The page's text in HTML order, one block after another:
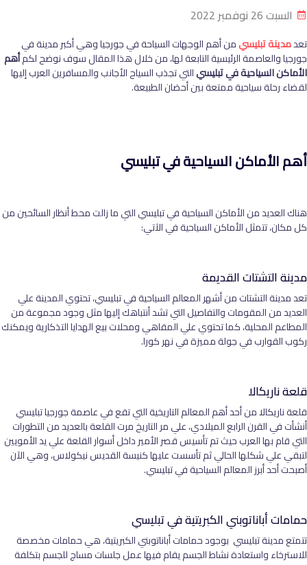
السبت 26 نوفمبر 2022
تعدمدينة تبليسيمن أهم الوجهات السياحة في جورجيا وهي أكبر مدينة في
جورجيا والعاصمة الرئيسية التابعة لها، من خلال هذا المقال سوف نوضح لكمأهم
الأماكن السياحية في تبليسيالتي تجذب السياح الأجانب والمسافرين العرب إليها
لقضاء رحلة سياحية ممتعة بين أحضان الطبيعة.
أهم الأماكن السياحية في تبليسي
هناك العديد من الأماكن السياحية في تبليسي التي ما زالت محط أنظار السائحين من
كل مكان، تتمثل الأماكن السياحية في الآتي:
مدينة التشتات القديمة
تعد مدينة التشتات من أشهر المعالم السياحية في تبليسي، تحتوي المدينة علي
العديد من المقومات والتفاصيل التي تشد أنتباهك إليها مثل وجود مجموعة من
المطاعم المحلية، كما تحتوي علي المقاهي ومحلات بيع الهدايا التذكارية ويمكنك
ركوب القوارب في جولة مميزة في نهر كورا.
قلعة ناريكالا
قلعة ناريكالا من أحد أهم المعالم التاريخية التي تقع في عاصمة جورجيا تبليسي
أنشأت في القرن الرابع الميلادي، علي مر التاريخ مرت القلعة بالعديد من التطورات
التي قام بها العرب حيث تم تأسيس قصر الأمير داخل أسوار القلعة علي يد الأمويين
لتبقي علي شكلها الحالي ثم تأسست عليها كنيسة القديس نيكولاس، وهي الآن
أصبحت أحد أبرز المعالم السياحية في تبليسي.
حمامات أباناتوبني الكبريتية في تبليسي
تتمتع مدينة تبليسي بوجود حمامات أباناتوبني الكبريتية، هي حمامات مخصصة
للاسترخاء واستعادة نشاط الجسم يقام فيها عمل جلسات مساج للجسم بتكلفة